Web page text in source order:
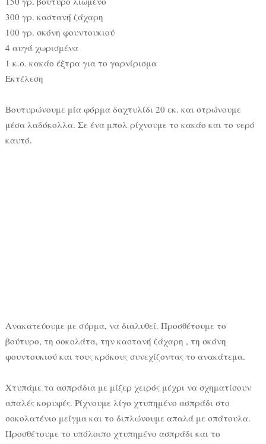
300 γρ. καστανή ζάχαρη
100 γρ. σκόνη φουντουκιού
4 αυγά χωρισμένα
1 κ.σ. κακάο έξτρα για το γαρνίρισμα
Εκτέλεση
Βουτυρώνουμε μία φόρμα δαχτυλίδι 20 εκ. και στρώνουμε
μέσα λαδόκολλα. Σε ένα μπολ ρίχνουμε το κακάο και το νερό
καυτό.
Ανακατεύουμε με σύρμα, να διαλυθεί. Προσθέτουμε το
βούτυρο, τη σοκολάτα, την καστανή ζάχαρη , τη σκόνη
φουντουκιού και τους κρόκους συνεχίζοντας το ανακάτεμα.
Χτυπάμε τα ασπράδια με μίξερ χειρός μέχρι να σχηματίσουν
απαλές κορυφές. Ρίχνουμε λίγο χτυπημένο ασπράδι στο
σοκολατένιο μείγμα και το διπλώνουμε απαλά με σπάτουλα.
Προσθέτουμε το υπόλοιπο χτυπημένο ασπράδι και το